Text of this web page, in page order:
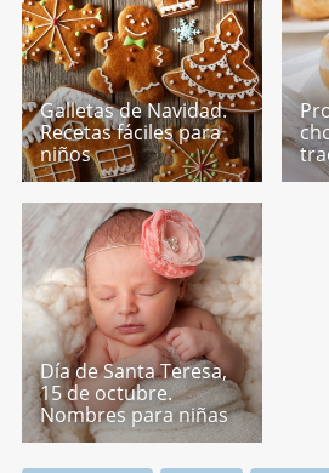
Galletas de Navidad.
Recetas fáciles para
niños
Día de Santa Teresa,
15 de octubre.
Nombres para niñas